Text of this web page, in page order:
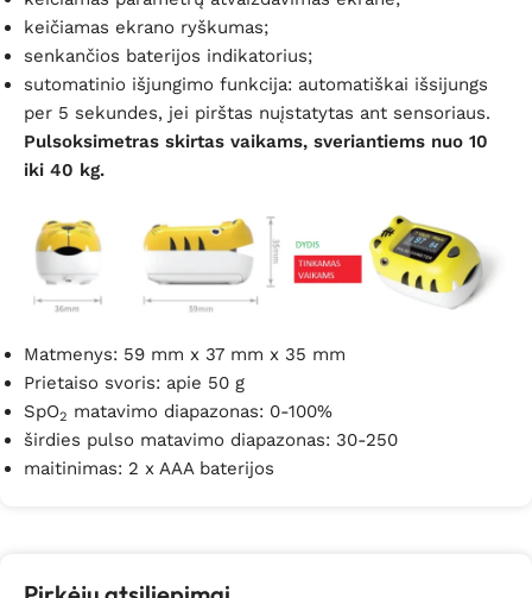
keičiamas ekrano ryškumas;
senkančios baterijos indikatorius;
sutomatinio išjungimo funkcija: automatiškai išsijungs
per 5 sekundes, jei pirštas nuįstatytas ant sensoriaus.
Pulsoksimetras skirtas vaikams, sveriantiems nuo 10
iki 40 kg.
Matmenys: 59 mm x 37 mm x 35 mm
Prietaiso svoris: apie 50 g
SpO2 matavimo diapazonas: 0-100%
širdies pulso matavimo diapazonas: 30-250
maitinimas: 2 x AAA baterijos